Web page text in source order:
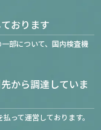
おります
部について、国内検査機
から調達していま
って運営しております。